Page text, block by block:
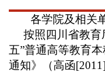
各学院及相关
按照四川省教育
五”普通高等教育
通知》（高函